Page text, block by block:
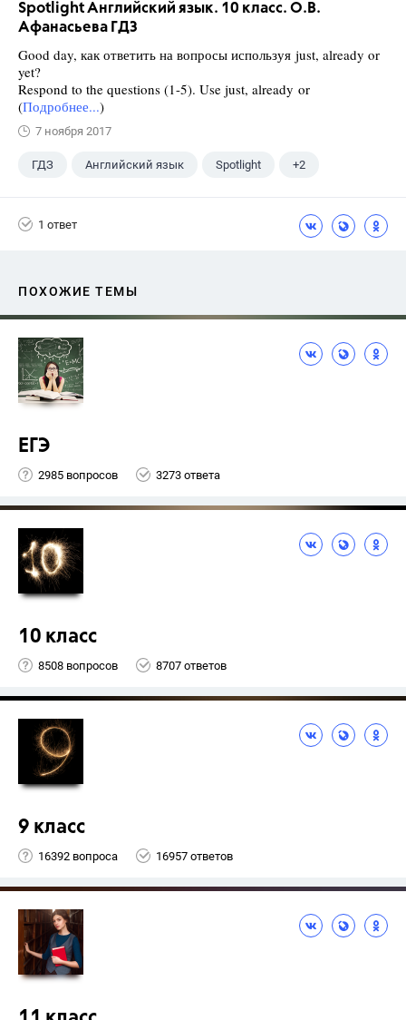
Spotlight Английский язык. 10 класс. О.В.
Афанасьева ГДЗ
Good day, как ответить на вопросы используя just, already or
yet?
Respond to the questions (1-5). Use just, already or
(Подробнее...)
7 ноября 2017
ГДЗ Английский язык Spotlight +2
1 ответ
ПОХОЖИЕ ТЕМЫ
ЕГЭ
2985 вопросов 3273 ответа
10 класс
8508 вопросов 8707 ответов
9 класс
16392 вопроса 16957 ответов